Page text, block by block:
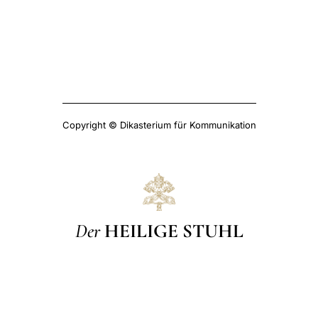
Copyright © Dikasterium für Kommunikation
Der HEILIGE STUHL